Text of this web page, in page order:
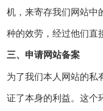
机，来寄存我们网站中
种的效劳，经过他们直
三、申请网站备案
为了我们本人网站的私
证了本身的利益。这个